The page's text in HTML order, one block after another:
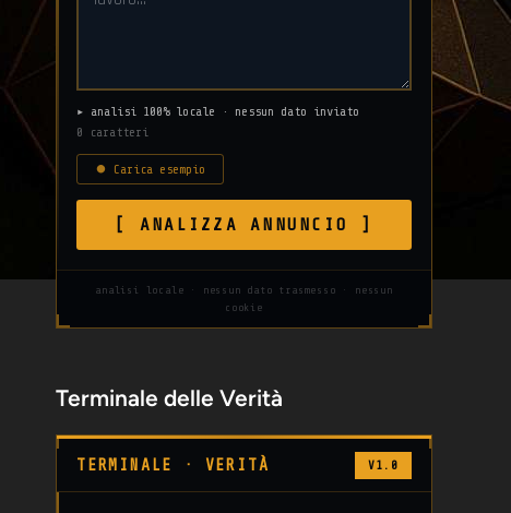
▸ analisi 100% locale · nessun dato inviato
0 caratteri
⏺ Carica esempio
[ ANALIZZA ANNUNCIO ]
analisi locale · nessun dato trasmesso · nessun
cookie
Terminale delle Verità
TERMINALE · VERITÀ V1.0